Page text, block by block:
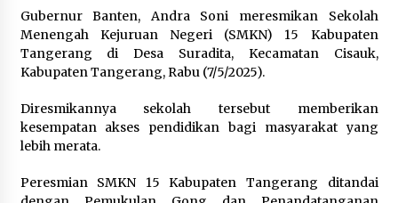
Dukung Ekosistem Kendaraan
Listrik, Wapres Dorong Link and
Match Pendidikan–Industri
5 Agustus 2026
Transportasi Laut
Gubernur Banten, Andra Soni meresmikan Sekolah
Menengah Kejuruan Negeri (SMKN) 15 Kabupaten
Tangerang di Desa Suradita, Kecamatan Cisauk,
Kabupaten Tangerang, Rabu (7/5/2025).
Diresmikannya sekolah tersebut memberikan
kesempatan akses pendidikan bagi masyarakat yang
lebih merata.
Peresmian SMKN 15 Kabupaten Tangerang ditandai